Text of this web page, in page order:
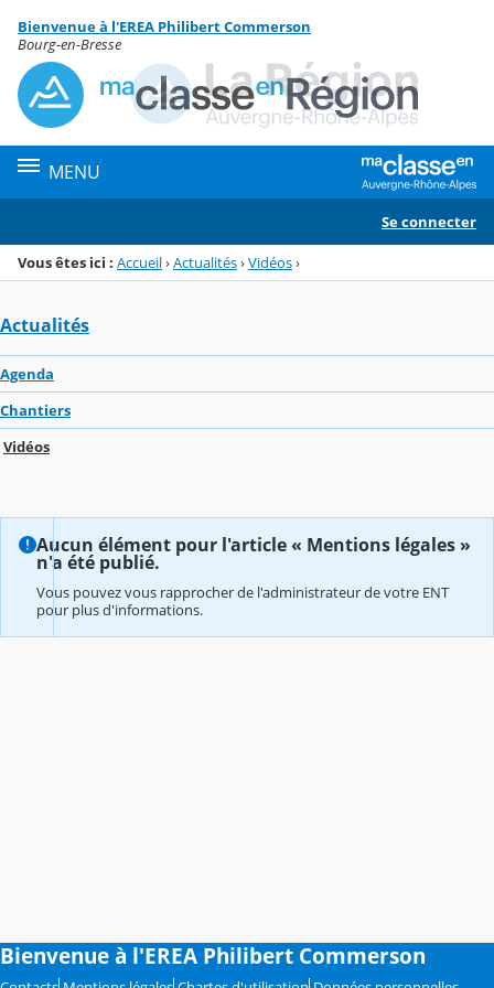
Menu de la rubrique
Contenu
Bienvenue à l'EREA Philibert Commerson
Bourg-en-Bresse
MENU
Se connecter
Vous êtes ici : Accueil›Actualités›Vidéos›
Actualités
Agenda
Chantiers
Vidéos
Aucun élément pour l'article « Mentions légales »
n'a été publié.
Vous pouvez vous rapprocher de l'administrateur de votre ENT
pour plus d'informations.
Bienvenue à l'EREA Philibert Commerson